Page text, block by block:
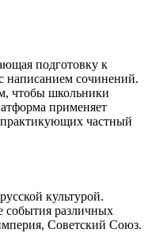
подготовку к
написанием сочинений.
чтобы школьники
применяет
частный
культурой.
события различных
Советский Союз.